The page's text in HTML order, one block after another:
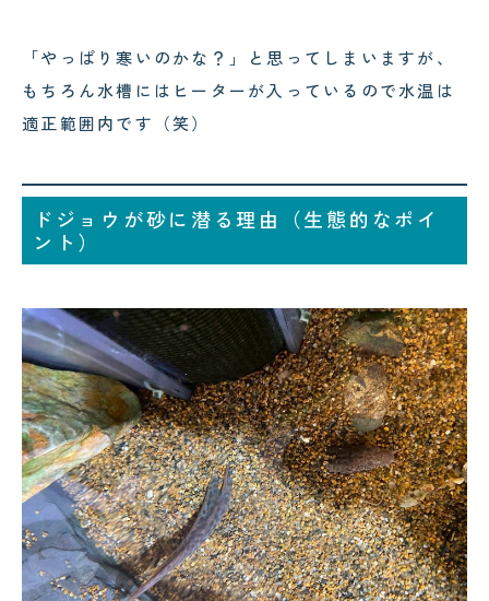
「やっぱり寒いのかな？」と思ってしまいますが、
もちろん水槽にはヒーターが入っているので水温は
適正範囲内です（笑）
ドジョウが砂に潜る理由（生態的なポイ
ント）